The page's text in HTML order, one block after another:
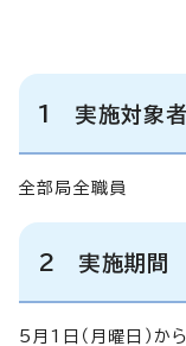
1 実施対象者
全部局全職員
2 実施期間
5月1日（月曜日）か